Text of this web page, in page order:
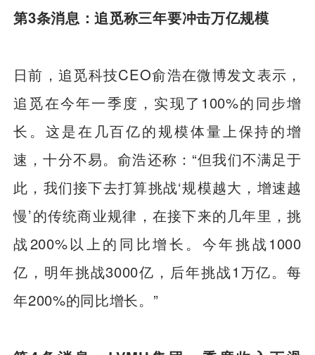
第3条消息：追觅称三年要冲击万亿规模
日前，追觅科技CEO俞浩在微博发文表示，
追觅在今年一季度，实现了100%的同步增
长。这是在几百亿的规模体量上保持的增
速，十分不易。俞浩还称：“但我们不满足于
此，我们接下去打算挑战‘规模越大，增速越
慢’的传统商业规律，在接下来的几年里，挑
战200%以上的同比增长。今年挑战1000
亿，明年挑战3000亿，后年挑战1万亿。每
年200%的同比增长。”